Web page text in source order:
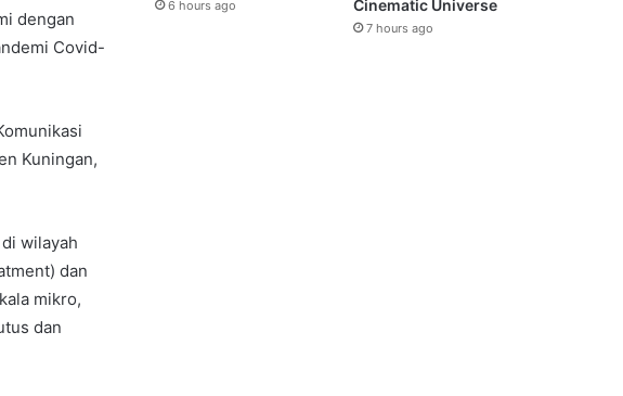
dengan
Covid-
Kuningan,
wilayah
dan
mikro,
dan
6 hours ago
Cinematic Universe
7 hours ago